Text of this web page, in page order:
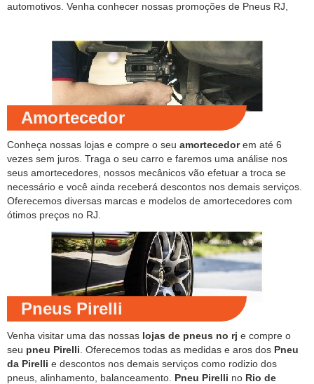
automotivos. Venha conhecer nossas promoções de Pneus RJ,
Amortecedor
Conheça nossas lojas e compre o seu amortecedorem até 6
vezes sem juros. Traga o seu carro e faremos uma análise nos
seus amortecedores, nossos mecânicos vão efetuar a troca se
necessário e você ainda receberá descontos nos demais serviços.
Oferecemos diversas marcas e modelos de amortecedores com
ótimos preços no RJ.
Pneus Pirelli
Venha visitar uma das nossas lojas de pneus no rj e compre o
seu pneu Pirelli . Oferecemos todas as medidas e aros dos Pneu
da Pirelli e descontos nos demais serviços como rodizio dos
pneus, alinhamento, balanceamento. Pneu Pirelli no Rio de